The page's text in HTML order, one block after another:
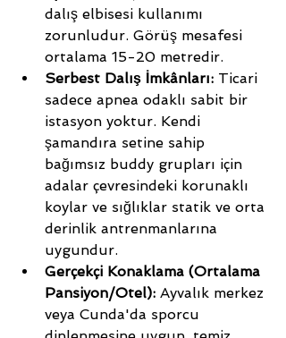
dalış elbisesi kullanımı
zorunludur. Görüş mesafesi
ortalama 15-20 metredir.
Serbest Dalış İmkânları: Ticari
sadece apnea odaklı sabit bir
istasyon yoktur. Kendi
şamandıra setine sahip
bağımsız buddy grupları için
adalar çevresindeki korunaklı
koylar ve sığlıklar statik ve orta
derinlik antrenmanlarına
uygundur.
Gerçekçi Konaklama (Ortalama
Pansiyon/Otel): Ayvalık merkez
veya Cunda'da sporcu